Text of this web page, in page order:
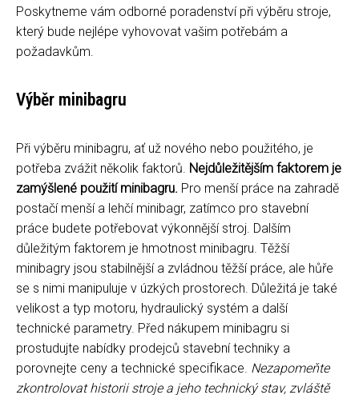
Poskytneme vám odborné poradenství při výběru stroje,
který bude nejlépe vyhovovat vašim potřebám a
požadavkům.
Výběr minibagru
Při výběru minibagru, ať už nového nebo použitého, je
potřeba zvážit několik faktorů. Nejdůležitějším faktorem je
zamýšlené použití minibagru. Pro menší práce na zahradě
postačí menší a lehčí minibagr, zatímco pro stavební
práce budete potřebovat výkonnější stroj. Dalším
důležitým faktorem je hmotnost minibagru. Těžší
minibagry jsou stabilnější a zvládnou těžší práce, ale hůře
se s nimi manipuluje v úzkých prostorech. Důležitá je také
velikost a typ motoru, hydraulický systém a další
technické parametry. Před nákupem minibagru si
prostudujte nabídky prodejců stavební techniky a
porovnejte ceny a technické specifikace. Nezapomeňte
zkontrolovat historii stroje a jeho technický stav, zvláště